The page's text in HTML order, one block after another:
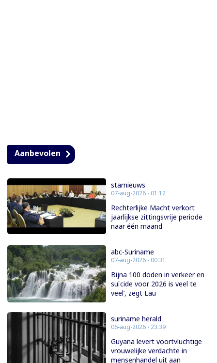
Aanbevolen
starnieuws
07-aug-2026 - 01:12
Rechterlijke Macht verkort
jaarlijkse zittingsvrije periode
naar één maand
abc-Suriname
07-aug-2026 - 00:31
Bijna 100 doden in verkeer en
suïcide voor 2026 is veel te
veel’, zegt Lau
suriname herald
06-aug-2026 - 23:39
Guyana levert voortvluchtige
vrouwelijke verdachte in
mensenhandel uit aan